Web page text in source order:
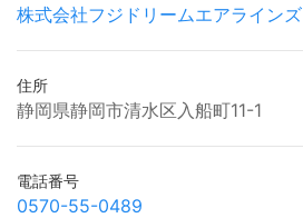
株式会社フジドリームエアラインズ
住所
静岡県静岡市清水区入船町11-1
電話番号
0570-55-0489